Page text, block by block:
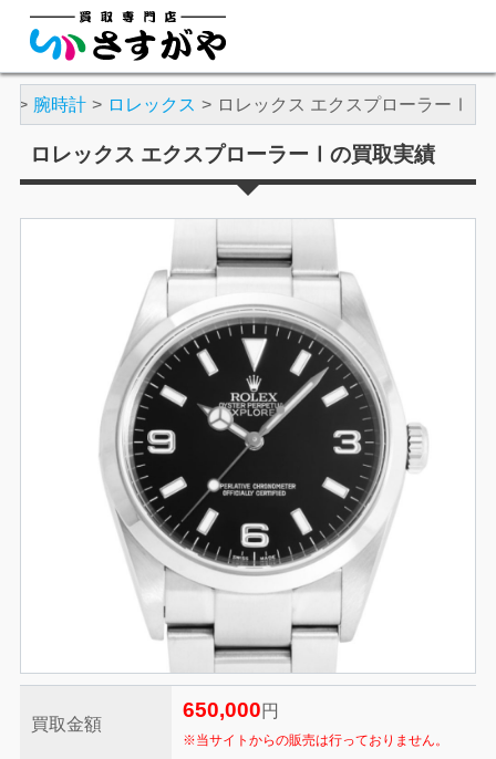
腕時計 ロレックス ロレックス エクスプローラーⅠ
ロレックス エクスプローラーⅠの買取実績
買取金額
650,000 円
※当サイトからの販売は行っておりません。